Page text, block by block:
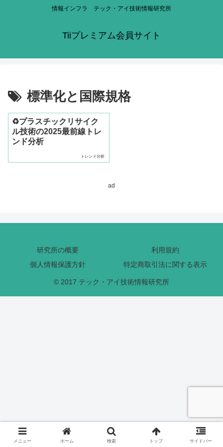
情報インフラ テック・アイ技術情報研究所
Tiiプレミアム会員サイト
標準化と国際規格
♻プラスチックリサイク
ル技術の2025最前線トレ
ンド分析
トレンド分析
ad
研究所の概要
利用規約
個人情報保護方針
特定商取引法に関する表示
© 2017 テック・アイ技術情報研究所
メニュー ホーム 検索 トップ サイドバー